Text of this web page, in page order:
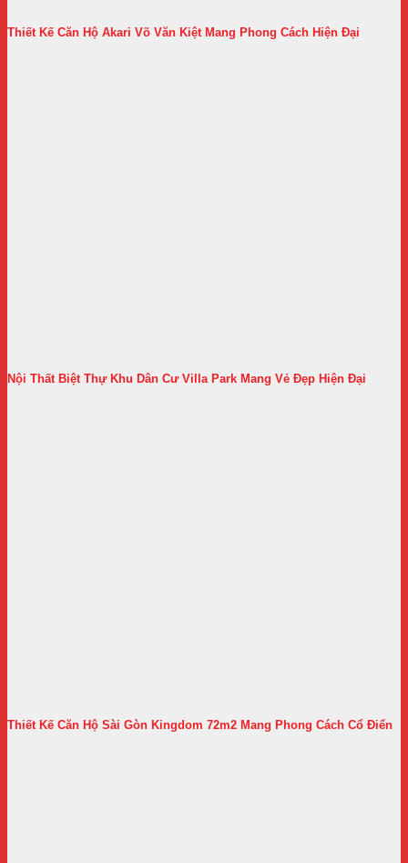
Thiết Kế Căn Hộ Akari Võ Văn Kiệt Mang Phong Cách Hiện Đại
Nội Thất Biệt Thự Khu Dân Cư Villa Park Mang Vẻ Đẹp Hiện Đại
Thiết Kế Căn Hộ Sài Gòn Kingdom 72m2 Mang Phong Cách Cổ Điển